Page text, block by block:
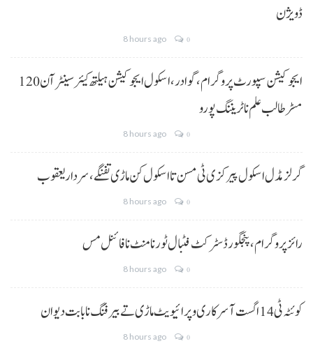
ڈویژن
8 hours ago 0
ایجوکیشن سپورٹ پروگرام،گوادر، اسکول ایجوکیشن ہیلتھ کیئر سینٹر آن 120
مسڑ طالب علم نا ٹریننگ پورو
8 hours ago 0
گرلز مڈل اسکول پیرکزی ٹی مسن تا اسکول کن ماڑی تفنگے، سردار یعقوب
8 hours ago 0
رائز پروگرام، پنجگور ڈسٹرکٹ فٹبال ٹورنامنٹ نا فائنل مس
8 hours ago 0
کوئٹہ ٹی 14 اگست آ سرکاری و پرائیویٹ ماڑی تے بیرفنگ نا بابت دیوان
8 hours ago 0